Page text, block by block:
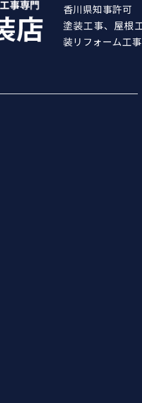
香川県知事許可
塗装工事、屋根
装リフォーム工